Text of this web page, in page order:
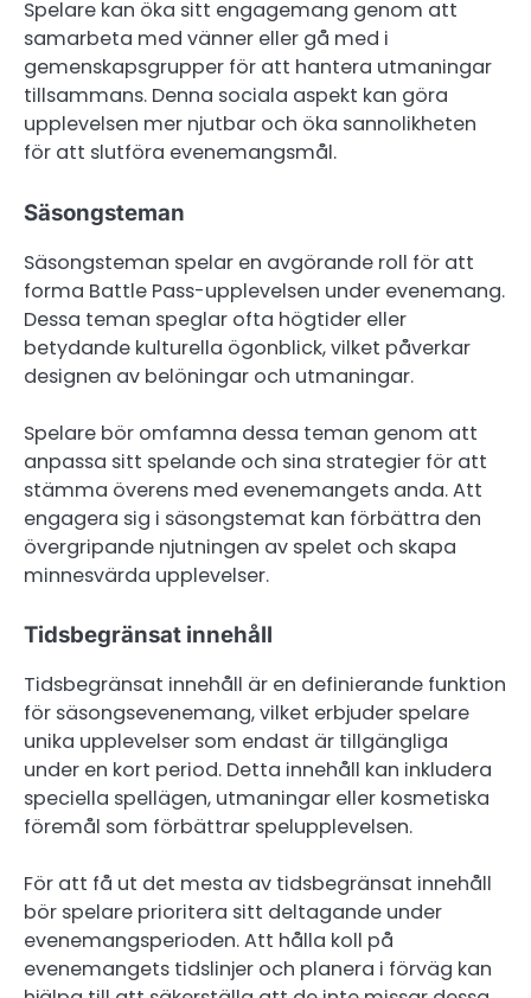
Spelare kan öka sitt engagemang genom att
samarbeta med vänner eller gå med i
gemenskapsgrupper för att hantera utmaningar
tillsammans. Denna sociala aspekt kan göra
upplevelsen mer njutbar och öka sannolikheten
för att slutföra evenemangsmål.
Säsongsteman
Säsongsteman spelar en avgörande roll för att
forma Battle Pass-upplevelsen under evenemang.
Dessa teman speglar ofta högtider eller
betydande kulturella ögonblick, vilket påverkar
designen av belöningar och utmaningar.
Spelare bör omfamna dessa teman genom att
anpassa sitt spelande och sina strategier för att
stämma överens med evenemangets anda. Att
engagera sig i säsongstemat kan förbättra den
övergripande njutningen av spelet och skapa
minnesvärda upplevelser.
Tidsbegränsat innehåll
Tidsbegränsat innehåll är en definierande funktion
för säsongsevenemang, vilket erbjuder spelare
unika upplevelser som endast är tillgängliga
under en kort period. Detta innehåll kan inkludera
speciella spellägen, utmaningar eller kosmetiska
föremål som förbättrar spelupplevelsen.
För att få ut det mesta av tidsbegränsat innehåll
bör spelare prioritera sitt deltagande under
evenemangsperioden. Att hålla koll på
evenemangets tidslinjer och planera i förväg kan